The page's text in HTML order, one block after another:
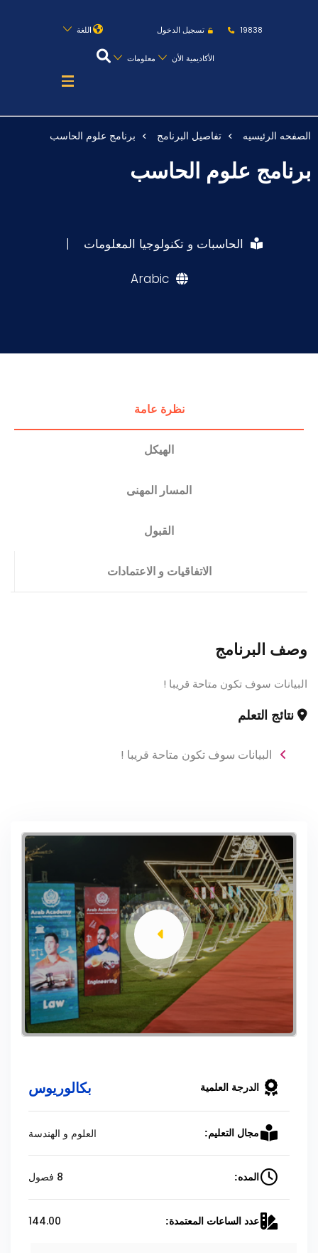
19838 تسجيل الدخول اللغة
الأكاديمية الأن معلومات
عن الأكاديمية
النقل البحري
الدراسات الأكاديمية
المجمعات
الصفحه الرئيسيه تفاصيل البرنامج برنامج علوم الحاسب
برنامج علوم الحاسب
الحاسبات و تكنولوجيا المعلومات
Arabic
نظرة عامة
الهيكل
المسار المهنى
القبول
الاتفاقيات و الاعتمادات
وصف البرنامج
البيانات سوف تكون متاحة قريبا !
نتائج التعلم
البيانات سوف تكون متاحة قريبا !
الدرجة العلمية بكالوريوس
مجال التعليم: العلوم و الهندسة
المده: 8 فصول
عدد الساعات المعتمدة: 144.00